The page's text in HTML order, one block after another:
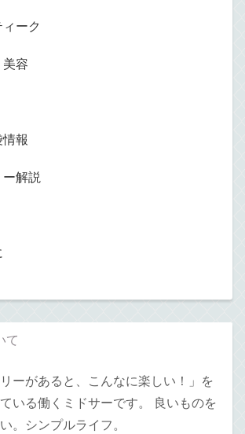
ーク
美容
報
解説
て
リーがあると、こんなに楽しい！」を
いる働くミドサーです。 良いものを
。シンプルライフ。